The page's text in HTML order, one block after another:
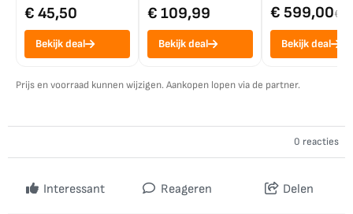
€ 45,50
Bekijk deal
€ 109,99
Bekijk deal
€ 599,00€
Bekijk deal
Prijs en voorraad kunnen wijzigen. Aankopen lopen via de partner.
0 reacties
Interessant Reageren Delen